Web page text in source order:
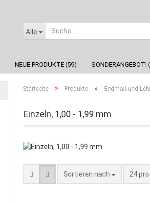
Alle
NEUE PRODUKTE (59) SONDERANGEBOT!
Startseite » Produkte » Endmaß und
Einzeln, 1,00 - 1,99 mm
Sortieren nach 24